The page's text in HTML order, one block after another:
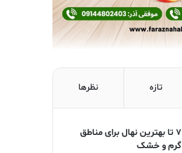
تازه نظرها
۷ تا بهترین نهال برای مناطق
گرم و خشک